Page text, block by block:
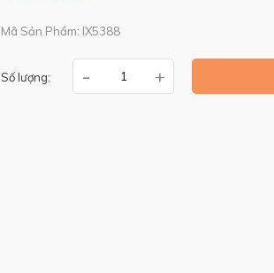
Mã Sản Phẩm: IX5388
Số lượng: - +